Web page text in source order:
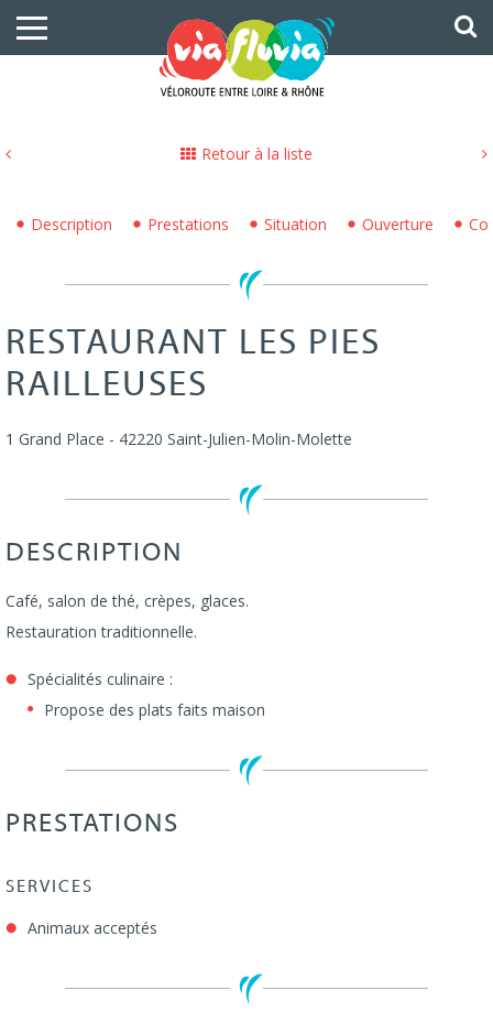
Retour à la liste
Description Prestations Situation Ouverture
RESTAURANT LES PIES
RAILLEUSES
1 Grand Place - 42220 Saint-Julien-Molin-Molette
DESCRIPTION
Café, salon de thé, crèpes, glaces.
Restauration traditionnelle.
Spécialités culinaire :
Propose des plats faits maison
PRESTATIONS
SERVICES
Animaux acceptés